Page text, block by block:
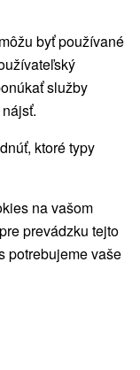
(1)
byť používané
služby
ktoré typy
na vašom
prevádzku tejto
potrebujeme vaše